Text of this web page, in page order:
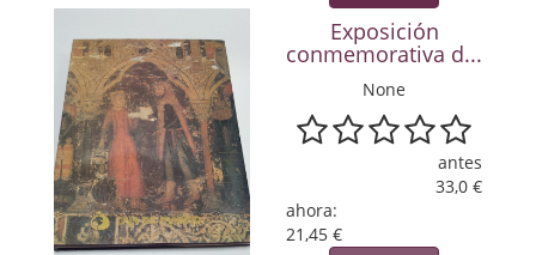
Revistas
Segunda Guerra Mundial
Sobre Madrid
Teatro
Tema Local
Exposición
conmemorativa d...
None
antes
33,0 €
ahora:
21,45 €